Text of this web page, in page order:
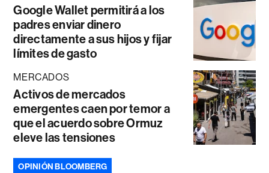
Google Wallet permitirá a los
padres enviar dinero
directamente a sus hijos y fijar
límites de gasto
MERCADOS
Activos de mercados
emergentes caen por temor a
que el acuerdo sobre Ormuz
eleve las tensiones
OPINIÓN BLOOMBERG